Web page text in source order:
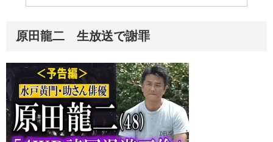
原田龍二 生放送で謝罪